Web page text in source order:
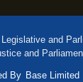
and
and
By Base Limited